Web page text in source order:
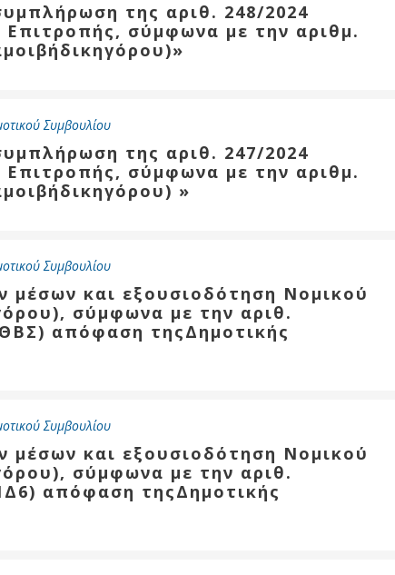
της αριθ. 248/2024
σύμφωνα με την αριθμ.
Συμβουλίου
της αριθ. 247/2024
σύμφωνα με την αριθμ.
»
Συμβουλίου
μέσων και εξουσιοδότηση Νομικού
σύμφωνα με την αριθ.
απόφαση τηςΔημοτικής
Συμβουλίου
μέσων και εξουσιοδότηση Νομικού
σύμφωνα με την αριθ.
απόφαση τηςΔημοτικής